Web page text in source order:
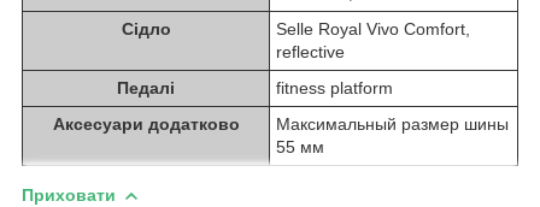
Сідло
Selle Royal Vivo Comfort,
reflective
Педалі
fitness platform
Аксесуари додатково
Максимальный размер шины
55 мм
Приховати